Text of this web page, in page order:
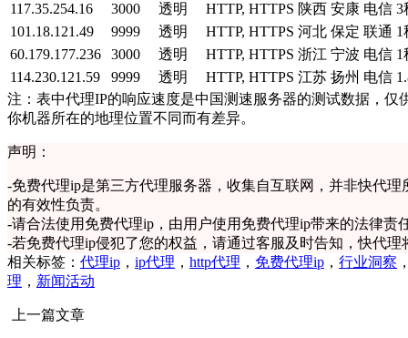
117.35.254.16
3000 透明 HTTP, HTTPS 陕西 安康 电信 3
101.18.121.49
9999 透明 HTTP, HTTPS 河北 保定 联通 1
60.179.177.236
3000 透明 HTTP, HTTPS 浙江 宁波 电信 1
114.230.121.59
9999 透明 HTTP, HTTPS 江苏 扬州 电信
注：表中代理IP的响应速度是中国测速服务器的测试数据，仅
你机器所在的地理位置不同而有差异。
声明：
-免费代理ip是第三方代理服务器，收集自互联网，并非快代
的有效性负责。
-请合法使用免费代理ip，由用户使用免费代理ip带来的法律责
-若免费代理ip侵犯了您的权益，请通过客服及时告知，快代理
相关标签： 代理ip ， ip代理 ， http代理 ， 免费代理ip ， 行业洞察
理 ， 新闻活动
上一篇文章